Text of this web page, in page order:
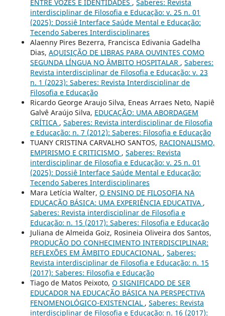
ENTRE VOZES E IDENTIDADES , Saberes: Revista
interdisciplinar de Filosofia e Educação: v. 25 n. 01
(2025): Dossiê Interface Saúde Mental e Educação:
Tecendo Saberes Interdisciplinares
Alaenny Pires Bezerra, Francisca Edivania Gadelha
Dias, AQUISIÇÃO DE LIBRAS PARA OUVINTES COMO
SEGUNDA LÍNGUA NO ÂMBITO HOSPITALAR , Saberes:
Revista interdisciplinar de Filosofia e Educação: v. 23
n. 1 (2023): Saberes: Revista Interdisciplinar de
Filosofia e Educação
Ricardo George Araujo Silva, Eneas Arraes Neto, Napiê
Galvê Araújo Silva, EDUCAÇÃO: UMA ABORDAGEM
CRÍTICA , Saberes: Revista interdisciplinar de Filosofia
e Educação: n. 7 (2012): Saberes: Filosofia e Educação
TUANY CRISTINA CARVALHO SANTOS, RACIONALISMO,
EMPIRISMO E CRITICISMO , Saberes: Revista
interdisciplinar de Filosofia e Educação: v. 25 n. 01
(2025): Dossiê Interface Saúde Mental e Educação:
Tecendo Saberes Interdisciplinares
Mara Letícia Walter, O ENSINO DE FILOSOFIA NA
EDUCAÇÃO BÁSICA: UMA EXPERIÊNCIA EDUCATIVA ,
Saberes: Revista interdisciplinar de Filosofia e
Educação: n. 15 (2017): Saberes: Filosofia e Educação
Juliana de Almeida Goiz, Rosineia Oliveira dos Santos,
PRODUÇÃO DO CONHECIMENTO INTERDISCIPLINAR:
REFLEXÕES EM ÂMBITO EDUCACIONAL , Saberes:
Revista interdisciplinar de Filosofia e Educação: n. 15
(2017): Saberes: Filosofia e Educação
Tiago de Matos Peixoto, O SIGNIFICADO DE SER
EDUCADOR NA EDUCAÇÃO BÁSICA NA PERSPECTIVA
FENOMENOLÓGICO-EXISTENCIAL , Saberes: Revista
interdisciplinar de Filosofia e Educação: n. 16 (2017):